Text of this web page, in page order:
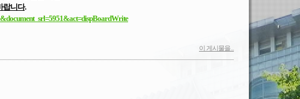
랍니다.
이 게시물을...